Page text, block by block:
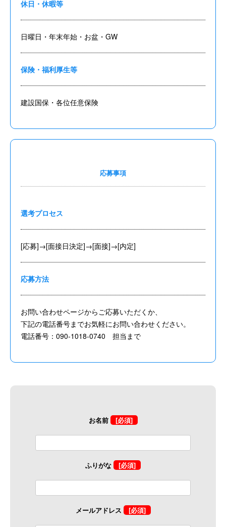
休日・休暇等
日曜日・年末年始・お盆・GW
保険・福利厚生等
建設国保・各位任意保険
応募事項
選考プロセス
[応募]→[面接日決定]→[面接]→[内定]
応募方法
お問い合わせページからご応募いただくか、
下記の電話番号までお気軽にお問い合わせください。
電話番号：090-1018-0740 担当まで
お名前 [必須]
ふりがな [必須]
メールアドレス [必須]